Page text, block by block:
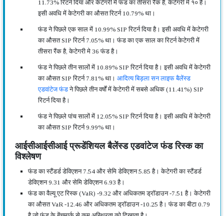
11.73% रिटर्न दिया और केटेगरी में फंड का तीसरा रैंक है, केटेगरी मे १० है।
इसी अवधि में केटेगरी का औसत रिटर्न 10.79% था।
फंड ने पिछले एक साल में 10.99% SIP रिटर्न दिया है। इसी अवधि में केटेगरी
का औसत SIP रिटर्न 7.05% था। फंड का एक साल का रिटर्न केटेगरी में
तीसरा रैंक है, केटेगरी मे 36 फंड है।
फंड ने पिछले तीन सालों में 10.89% SIP रिटर्न दिया है। इसी अवधि में केटेगरी
का औसत SIP रिटर्न 7.81% था। आदित्य बिड़ला सन लाइफ बैलेंस्ड
एडवांटेज फंडने पिछले तीन वर्षों में केटेगरी में सबसे अधिक (11.41%) SIP
रिटर्न दिया है।
फंड ने पिछले पांच सालों में 12.05% SIP रिटर्न दिया है। इसी अवधि में केटेगरी
का औसत SIP रिटर्न 9.99% था।
आईसीआईसीआई प्रूडेंशियल बैलेंस्ड एडवांटेज फंड रिस्क का
विश्लेषण
फंड का स्टैंडर्ड डेविएशन 7.54 और सेमि डेविएशन 5.85 है। केटेगरी का स्टैंडर्ड
डेविएशन 9.31 और सेमि डेविएशन 6.93 है।
फंड का वैल्यू एट रिस्क (VaR) -9.32 और अधिकतम ड्रॉडाउन -7.51 है। केटेगरी
का औसत VaR -12.46 और अधिकतम ड्रॉडाउन -10.25 है। फंड का बीटा 0.79